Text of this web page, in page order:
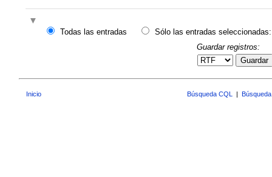
Todas las entradas
Sólo las entradas seleccionadas:
Guardar registros:
Guardar
Inicio Búsqueda CQL